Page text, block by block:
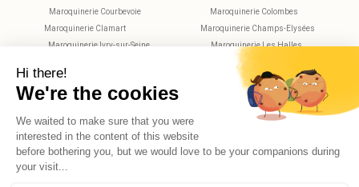
Maroquinerie Courbevoie
Maroquinerie Colombes
Maroquinerie Clamart
Maroquinerie Champs-Elysées
Maroquinerie Ivry-sur-Seine
Maroquinerie Les Halles
Maroquinerie Montparnasse
Maroquinerie Nanterre
Maroquinerie Saint-Maur-des-Fossés
Maroquinerie Rueil-Malmaison
Maroquinerie Rochechouart
Maroquinerie Villejuif
Maroquinerie Versailles